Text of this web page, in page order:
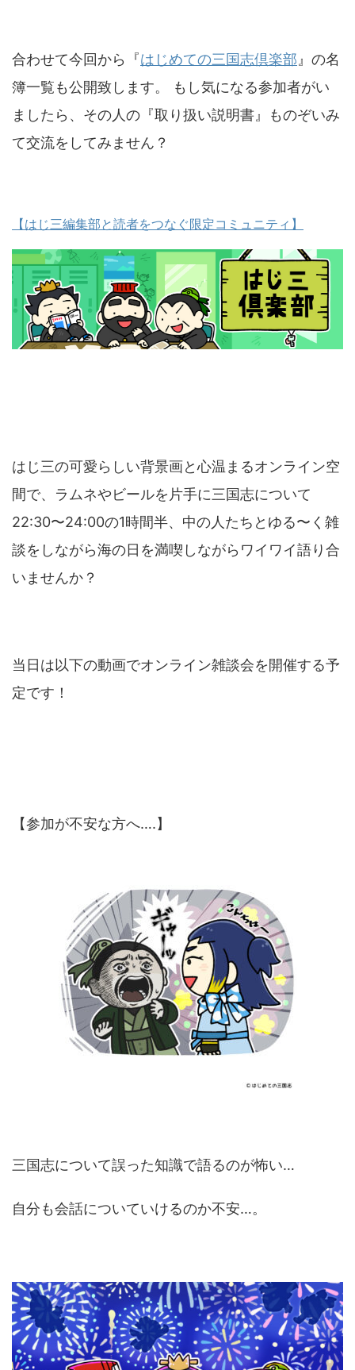
合わせて今回から『はじめての三国志倶楽部 』の名
簿一覧も公開致します。 もし気になる参加者がい
ましたら、その人の『取り扱い説明書』ものぞいみ
て交流をしてみません？
【はじ三編集部と読者をつなぐ限定コミュニティ】
はじ三の可愛らしい背景画と心温まるオンライン空
間で、ラムネやビールを片手に三国志について
22:30〜24:00の1時間半、中の人たちとゆる〜く雑
談をしながら海の日を満喫しながらワイワイ語り合
いませんか？
当日は以下の動画でオンライン雑談会を開催する予
定です！
【参加が不安な方へ….】
三国志について誤った知識で語るのが怖い…
自分も会話についていけるのか不安…。